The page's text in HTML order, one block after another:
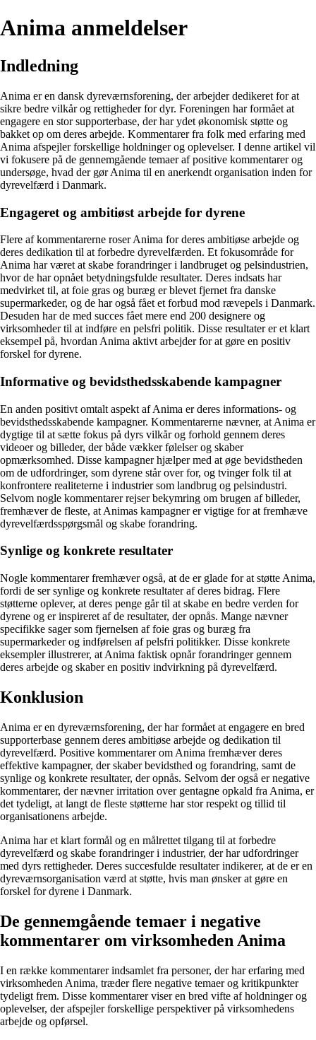
Anima anmeldelser
Indledning
Anima er en dansk dyreværnsforening, der arbejder dedikeret for at
sikre bedre vilkår og rettigheder for dyr. Foreningen har formået at
engagere en stor supporterbase, der har ydet økonomisk støtte og
bakket op om deres arbejde. Kommentarer fra folk med erfaring med
Anima afspejler forskellige holdninger og oplevelser. I denne artikel vil
vi fokusere på de gennemgående temaer af positive kommentarer og
undersøge, hvad der gør Anima til en anerkendt organisation inden for
dyrevelfærd i Danmark.
Engageret og ambitiøst arbejde for dyrene
Flere af kommentarerne roser Anima for deres ambitiøse arbejde og
deres dedikation til at forbedre dyrevelfærden. Et fokusområde for
Anima har været at skabe forandringer i landbruget og pelsindustrien,
hvor de har opnået betydningsfulde resultater. Deres indsats har
medvirket til, at foie gras og buræg er blevet fjernet fra danske
supermarkeder, og de har også fået et forbud mod rævepels i Danmark.
Desuden har de med succes fået mere end 200 designere og
virksomheder til at indføre en pelsfri politik. Disse resultater er et klart
eksempel på, hvordan Anima aktivt arbejder for at gøre en positiv
forskel for dyrene.
Informative og bevidsthedsskabende kampagner
En anden positivt omtalt aspekt af Anima er deres informations- og
bevidsthedsskabende kampagner. Kommentarerne nævner, at Anima er
dygtige til at sætte fokus på dyrs vilkår og forhold gennem deres
videoer og billeder, der både vækker følelser og skaber
opmærksomhed. Disse kampagner hjælper med at øge bevidstheden
om de udfordringer, som dyrene står over for, og tvinger folk til at
konfrontere realiteterne i industrier som landbrug og pelsindustri.
Selvom nogle kommentarer rejser bekymring om brugen af billeder,
fremhæver de fleste, at Animas kampagner er vigtige for at fremhæve
dyrevelfærdsspørgsmål og skabe forandring.
Synlige og konkrete resultater
Nogle kommentarer fremhæver også, at de er glade for at støtte Anima,
fordi de ser synlige og konkrete resultater af deres bidrag. Flere
støtterne oplever, at deres penge går til at skabe en bedre verden for
dyrene og er inspireret af de resultater, der opnås. Mange nævner
specifikke sager som fjernelsen af foie gras og buræg fra
supermarkeder og indførelsen af pelsfri politikker. Disse konkrete
eksempler illustrerer, at Anima faktisk opnår forandringer gennem
deres arbejde og skaber en positiv indvirkning på dyrevelfærd.
Konklusion
Anima er en dyreværnsforening, der har formået at engagere en bred
supporterbase gennem deres ambitiøse arbejde og dedikation til
dyrevelfærd. Positive kommentarer om Anima fremhæver deres
effektive kampagner, der skaber bevidsthed og forandring, samt de
synlige og konkrete resultater, der opnås. Selvom der også er negative
kommentarer, der nævner irritation over gentagne opkald fra Anima, er
det tydeligt, at langt de fleste støtterne har stor respekt og tillid til
organisationens arbejde.
Anima har et klart formål og en målrettet tilgang til at forbedre
dyrevelfærd og skabe forandringer i industrier, der har udfordringer
med dyrs rettigheder. Deres succesfulde resultater indikerer, at de er en
dyreværnsorganisation værd at støtte, hvis man ønsker at gøre en
forskel for dyrene i Danmark.
De gennemgående temaer i negative
kommentarer om virksomheden Anima
I en række kommentarer indsamlet fra personer, der har erfaring med
virksomheden Anima, træder flere negative temaer og kritikpunkter
tydeligt frem. Disse kommentarer viser en bred vifte af holdninger og
oplevelser, der afspejler forskellige perspektiver på virksomhedens
arbejde og opførsel.